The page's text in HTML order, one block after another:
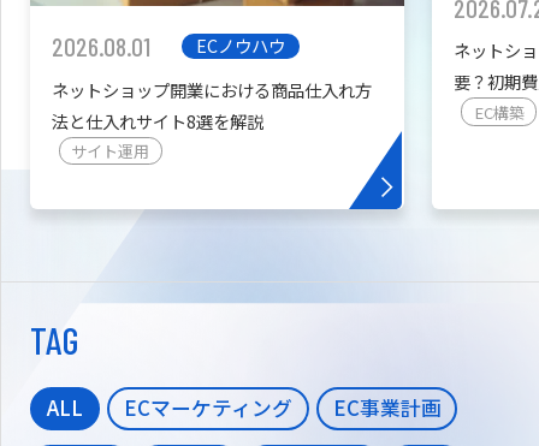
2026.08.01
ECノウハウ
ネットショップ開業における商品仕入れ方
法と仕入れサイト8選を解説
サイト運用
ネットシ
要？初期
を紹介
EC構築
TAG
ALL ECマーケティング
EC事業計画